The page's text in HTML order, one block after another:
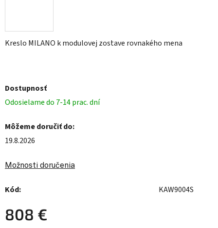
Kreslo MILANO k modulovej zostave rovnakého mena
Dostupnosť
Odosielame do 7-14 prac. dní
Môžeme doručiť do:
19.8.2026
Možnosti doručenia
Kód: KAW9004S
808 €